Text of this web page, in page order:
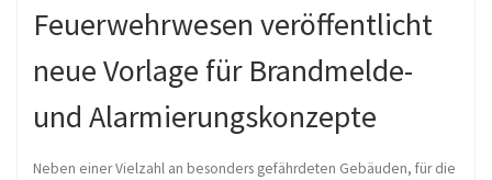
Feuerwehrwesen veröffentlicht
neue Vorlage für Brandmelde-
und Alarmierungskonzepte
Neben einer Vielzahl an besonders gefährdeten Gebäuden, für die